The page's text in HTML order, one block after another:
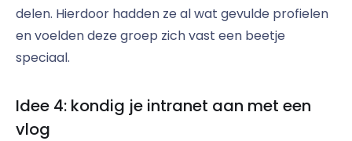
delen. Hierdoor hadden ze al wat gevulde profielen
en voelden deze groep zich vast een beetje
speciaal.
Idee 4: kondig je intranet aan met een
vlog